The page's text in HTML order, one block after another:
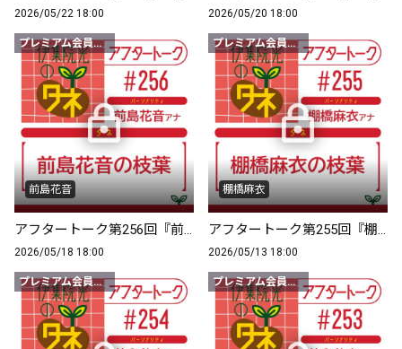
2026/05/22 18:00 2026/05/20 18:00
プレミアム会員限定
前島花音
アフタートーク第256回『前島花音の枝葉』
2026/05/18 18:00
プレミアム会員限定
棚橋麻衣
アフタートーク第255回『棚橋麻衣の枝葉』
2026/05/13 18:00
プレミアム会員限定 プレミアム会員限定